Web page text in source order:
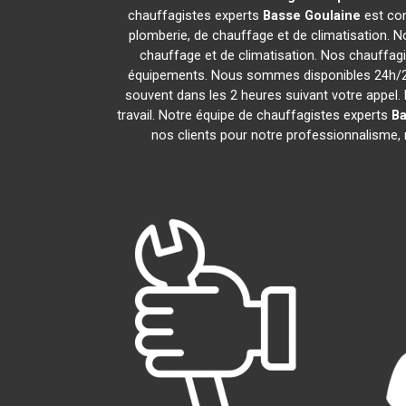
chauffagistes experts Basse Goulaine est
plomberie, de chauffage et de climatisation.
chauffage et de climatisation. Nos
équipements. Nous sommes disponibles
souvent dans les 2 heures suivant votre
travail. Notre équipe de chauffagistes experts
nos clients pour notre